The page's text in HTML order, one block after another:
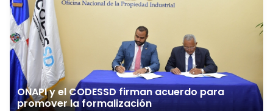
ONAPI y el CODESSD firman acuerdo para
promover la formalización